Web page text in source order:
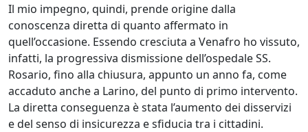
Il mio impegno, quindi, prende origine dalla
conoscenza diretta di quanto affermato in
quell’occasione. Essendo cresciuta a Venafro ho vissuto,
infatti, la progressiva dismissione dell’ospedale SS.
Rosario, fino alla chiusura, appunto un anno fa, come
accaduto anche a Larino, del punto di primo intervento.
La diretta conseguenza è stata l’aumento dei disservizi
e del senso di insicurezza e sfiducia tra i cittadini.